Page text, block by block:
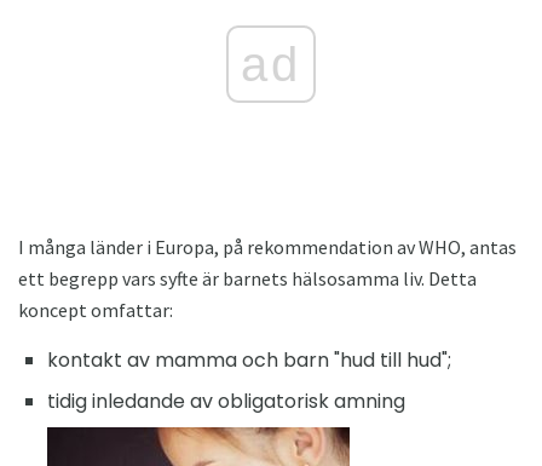
ad
I många länder i Europa, på rekommendation av WHO, antas
ett begrepp vars syfte är barnets hälsosamma liv. Detta
koncept omfattar:
kontakt av mamma och barn "hud till hud";
tidig inledande av obligatorisk amning